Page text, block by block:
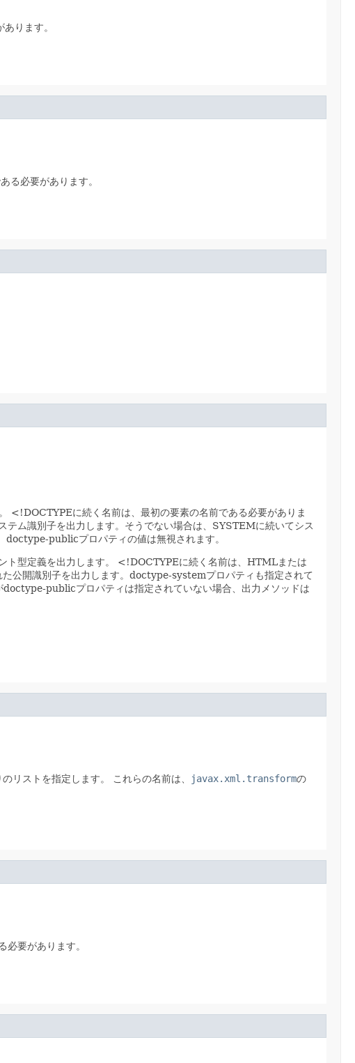
ります。
る必要があります。
<!DOCTYPEに続く名前は、最初の要素の名前である必要がありま
ム識別子を出力します。そうでない場合は、SYSTEMに続いてシス
publicプロパティの値は無視されます。
型定義を出力します。
<!DOCTYPEに続く名前は、HTMLまたは
公開識別子を出力します。doctype-systemプロパティも指定されて
publicプロパティは指定されていない場合、出力メソッドは
リストを指定します。 これらの名前は、 javax.xml.transformの
必要があります。